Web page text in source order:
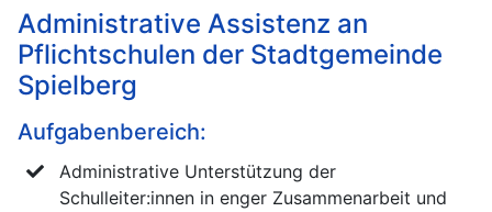
Administrative Assistenz an
Pflichtschulen der Stadtgemeinde
Spielberg
Aufgabenbereich:
Administrative Unterstützung der
Schulleiter:innen in enger Zusammenarbeit und